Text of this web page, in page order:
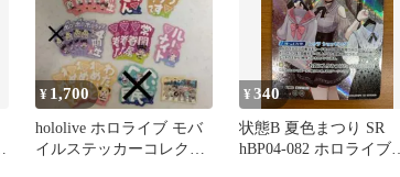
¥ 1,700
hololive ホロライブ モバ
イルステッカーコレクシ
¥340
状態B 夏色まつり SR
hBP04-082 ホロライブカ